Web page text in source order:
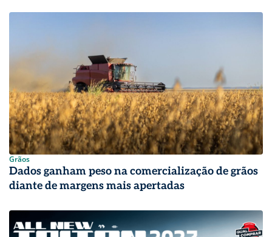
Grãos
Dados ganham peso na comercialização de grãos
diante de margens mais apertadas